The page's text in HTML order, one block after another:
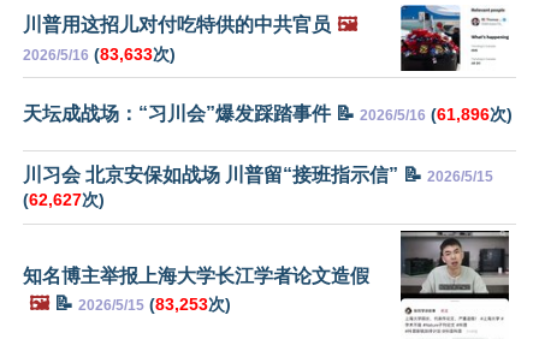
川普用这招儿对付吃特供的中共官员 🖼️
2026/5/16 (83,633次)
天坛成战场：“习川会”爆发踩踏事件 📝 2026/5/16 (61,896次)
川习会 北京安保如战场 川普留“接班指示信” 📝 2026/5/15
(62,627次)
知名博主举报上海大学长江学者论文造假
🖼️📝 2026/5/15 (83,253次)